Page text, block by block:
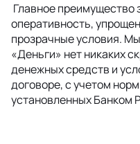
Главное преимущество
оперативность,
прозрачные условия.
«Деньги» нет никаких
денежных средств и
договоре, с учетом
установленных Банком